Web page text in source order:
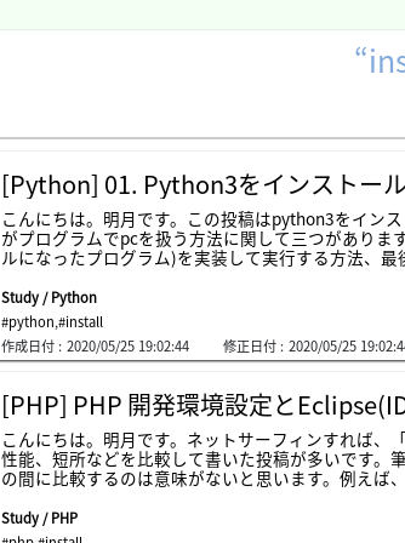
[Python] 01. Python3をインストー
こんにちは。明月です。この投稿はpython3をイン
がプログラムでpcを扱う方法に関して三つがあり
ルになったプログラム)を実装して実行する方法、
することではないですが、シェルみたいに会話式で
て実行することです。簡単にコンパイルプログラム
でしょう。スクリプト言語では代表的な言語は
ーバーサイドで使う言語だし、javascriptはウェブ
す。なぜならpythonの場合はnode.jsよりコミュニ
ラム開発もjavascriptよりもっと簡単だし、理解し
えです。これからpythonをインストールしましょう
ルすることができます。link - https://
ば、後に必要なライブラリがあるとき別々にすべ
ージを含めているpythonバージョンがあります。そ
でしょう。link - https://www.anaconda.com/
xと
Study / Python
#python,#install
作成日付 : 2020/05/25 19:02:44 修正日付 : 2020/05/25
[PHP] PHP 開発環境設定と
こんにちは。明月です。ネットサーフィンすれば、
性能、短所などを比較して書いた投稿が多いです。
の間に比較するのは意味がないと思います。例えば
し、ミカンはミカンで美味しいし栄養がありますと
スクリプトですが、javaとc#の比べてphpだけの魅
Study / PHP